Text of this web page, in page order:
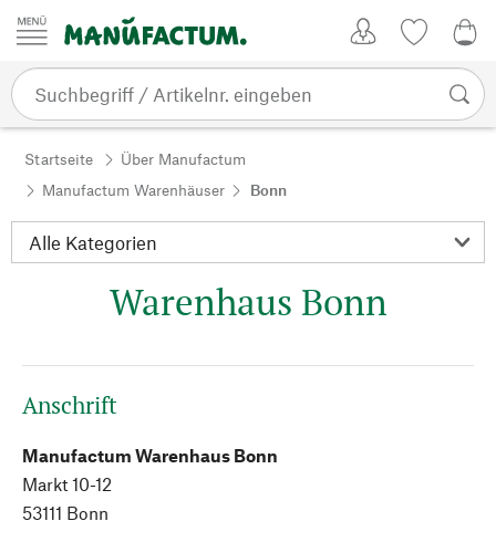
Zum Inhalt springen
Startseite
Über Manufactum
Manufactum Warenhäuser
Bonn
Warenhaus Bonn
Anschrift
Manufactum Warenhaus Bonn
Markt 10-12
53111 Bonn